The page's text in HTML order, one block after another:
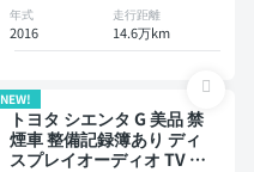
年式
2016
走行距離
14.6万km
NEW!
トヨタ シエンタ G 美品 禁
煙車 整備記録簿あり ディ
スプレイオーディオ TV ブ